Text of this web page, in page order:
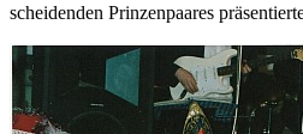
scheidenden Prinzenpaares